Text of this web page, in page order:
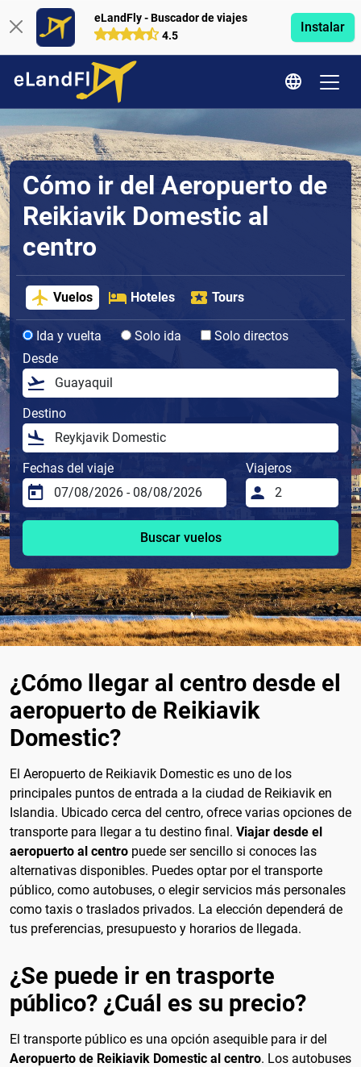
eLandFly - Buscador de viajes
4.5
Instalar
Cómo ir del Aeropuerto de
Reikiavik Domestic al
centro
Vuelos Hoteles Tours
Ida y vuelta Solo ida
Solo directos
Desde
Destino
Fechas del viaje Viajeros
Buscar vuelos
¿Cómo llegar al centro desde el
aeropuerto de Reikiavik
Domestic?
El Aeropuerto de Reikiavik Domestic es uno de los
principales puntos de entrada a la ciudad de Reikiavik en
Islandia. Ubicado cerca del centro, ofrece varias opciones de
transporte para llegar a tu destino final. Viajar desde el
aeropuerto al centro puede ser sencillo si conoces las
alternativas disponibles. Puedes optar por el transporte
público, como autobuses, o elegir servicios más personales
como taxis o traslados privados. La elección dependerá de
tus preferencias, presupuesto y horarios de llegada.
¿Se puede ir en trasporte
público? ¿Cuál es su precio?
El transporte público es una opción asequible para ir del
Aeropuerto de Reikiavik Domestic al centro. Los autobuses